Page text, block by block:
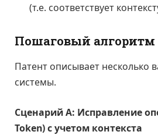
(т.е. соответствует
Пошаговый алгоритм
Патент описывает несколько
системы.
Сценарий А: Исправление
Token) с учетом контекста